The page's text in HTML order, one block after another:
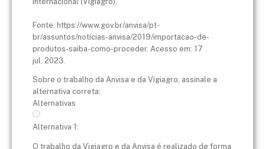
Fonte: https://www.gov.br/anvisa/pt-
br/assuntos/noticias-anvisa/2019/importacao-de-
produtos-saiba-como-proceder. Acesso em: 17
jul. 2023.
Sobre o trabalho da Anvisa e da Vigiagro, assinale a
alternativa correta:
Alternativas
Alternativa 1:
O trabalho da Vigiagro e da Anvisa é realizado de forma